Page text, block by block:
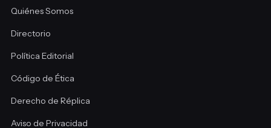
Quiénes Somos
Directorio
Política Editorial
Código de Ética
Derecho de Réplica
Aviso de Privacidad